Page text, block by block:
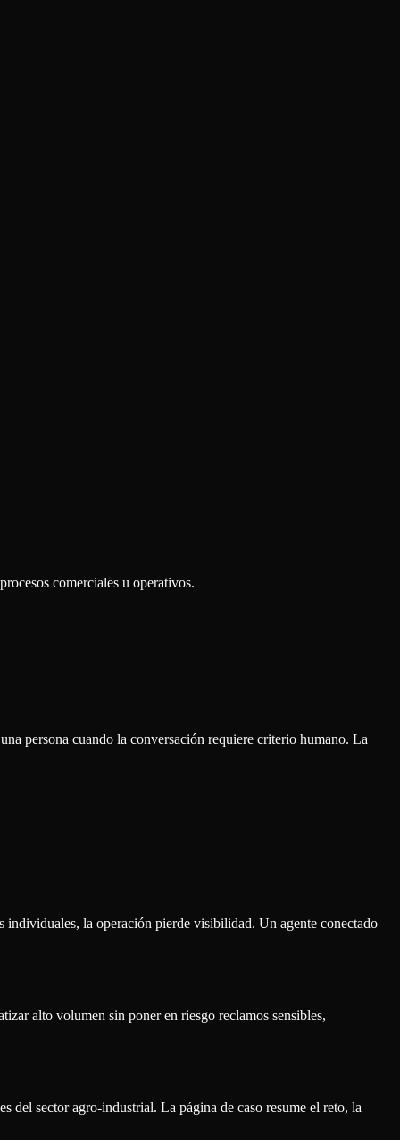
comerciales u operativos.
persona cuando la conversación requiere criterio humano. La
individuales, la operación pierde visibilidad. Un agente conectado
alto volumen sin poner en riesgo reclamos sensibles,
del sector agro-industrial. La página de caso resume el reto, la